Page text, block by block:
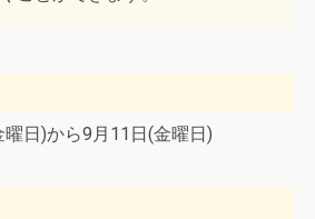
日)から9月11日(金曜日)